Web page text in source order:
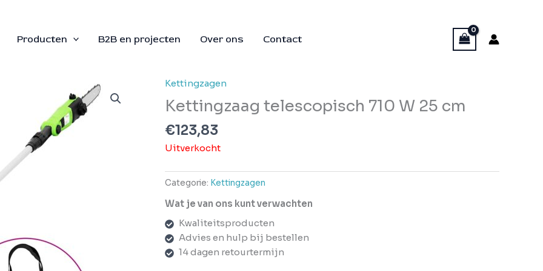
Producten B2B en projecten Over ons Contact
Kettingzagen
Kettingzaag telescopisch 710 W 25 cm
€123,83
Uitverkocht
Categorie: Kettingzagen
Wat je van ons kunt verwachten
Kwaliteitsproducten
Advies en hulp bij bestellen
14 dagen retourtermijn